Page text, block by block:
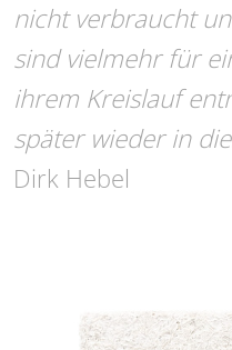
nicht verbraucht
sind vielmehr für
ihrem Kreislauf
später wieder in
Dirk Hebel